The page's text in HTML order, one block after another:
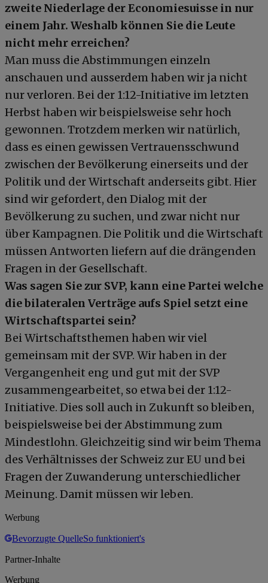
zweite Niederlage der Economiesuisse in nur
einem Jahr. Weshalb können Sie die Leute
nicht mehr erreichen?
Man muss die Abstimmungen einzeln
anschauen und ausserdem haben wir ja nicht
nur verloren. Bei der 1:12-Initiative im letzten
Herbst haben wir beispielsweise sehr hoch
gewonnen. Trotzdem merken wir natürlich,
dass es einen gewissen Vertrauensschwund
zwischen der Bevölkerung einerseits und der
Politik und der Wirtschaft anderseits gibt. Hier
sind wir gefordert, den Dialog mit der
Bevölkerung zu suchen, und zwar nicht nur
über Kampagnen. Die Politik und die Wirtschaft
müssen Antworten liefern auf die drängenden
Fragen in der Gesellschaft.
Was sagen Sie zur SVP, kann eine Partei welche
die bilateralen Verträge aufs Spiel setzt eine
Wirtschaftspartei sein?
Bei Wirtschaftsthemen haben wir viel
gemeinsam mit der SVP. Wir haben in der
Vergangenheit eng und gut mit der SVP
zusammengearbeitet, so etwa bei der 1:12-
Initiative. Dies soll auch in Zukunft so bleiben,
beispielsweise bei der Abstimmung zum
Mindestlohn. Gleichzeitig sind wir beim Thema
des Verhältnisses der Schweiz zur EU und bei
Fragen der Zuwanderung unterschiedlicher
Meinung. Damit müssen wir leben.
Werbung
Bevorzugte QuelleSo funktioniert's
Partner-Inhalte
Werbung